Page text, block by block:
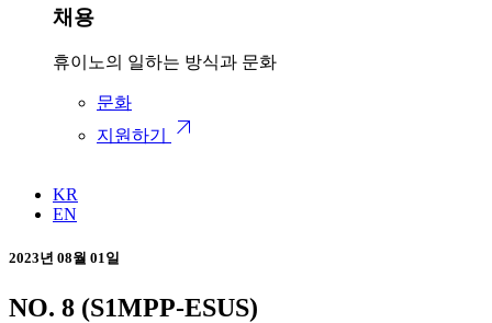
채용
휴이노의 일하는 방식과 문화
문화
지원하기
arrow_outward
KR
EN
2023년 08월 01일
NO. 8 (S1MPP-ESUS)